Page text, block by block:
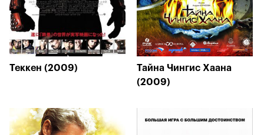
Теккен (2009)
Тайна Чингис Хаана
(2009)